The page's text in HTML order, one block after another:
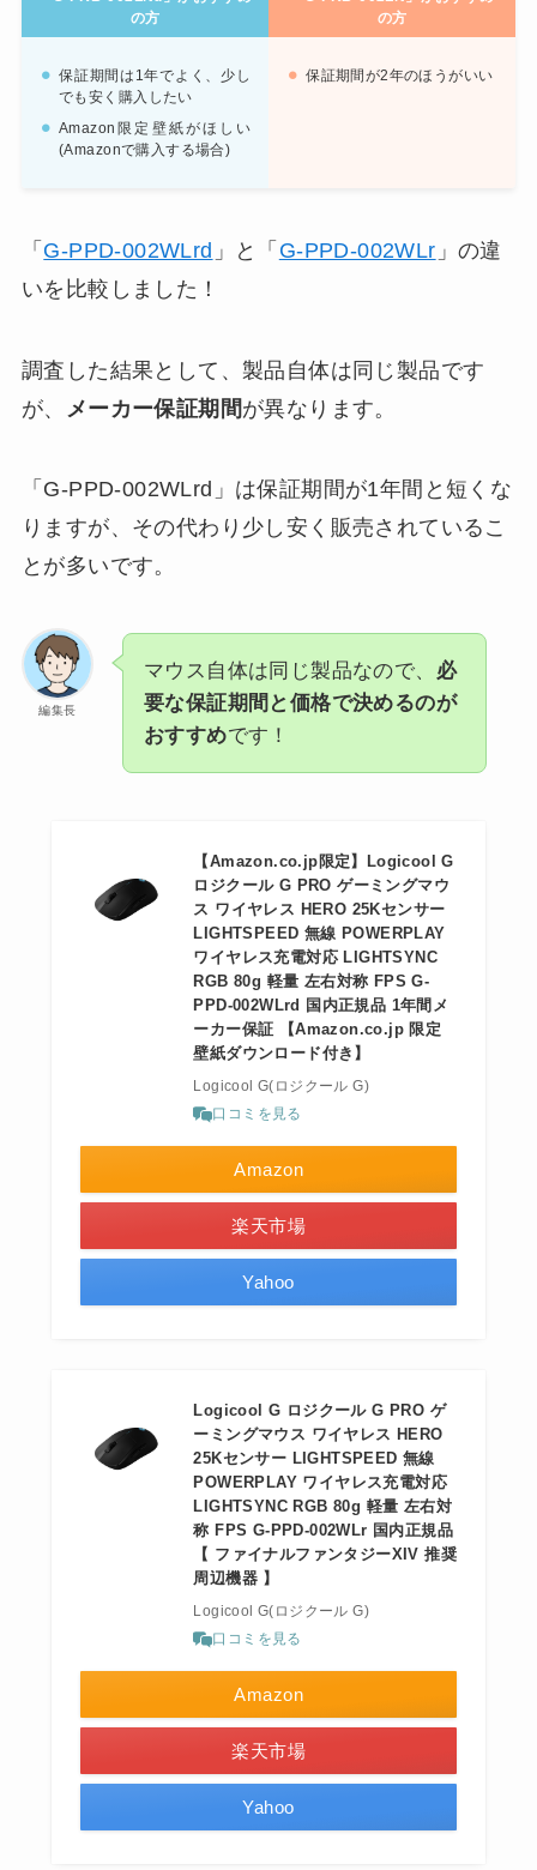
の方
の方
保証期間は1年でよく、少し
でも安く購入したい
Amazon限定壁紙がほしい
(Amazonで購入する場合)
保証期間が2年のほうがいい
「 G-PPD-002WLrd 」と「 G-PPD-002WLr 」の違
いを比較しました！
調査した結果として、製品自体は同じ製品です
が、
メーカー保証期間が異なります。
「G-PPD-002WLrd」は保証期間が1年間と短くな
りますが、その代わり少し安く販売されているこ
とが多いです。
編集長
マウス自体は同じ製品なので、 必
要な保証期間と価格で決めるのが
おすすめです！
【Amazon.co.jp限定】Logicool G
ロジクール G PRO ゲーミングマウ
ス ワイヤレス HERO 25Kセンサー
LIGHTSPEED 無線 POWERPLAY
ワイヤレス充電対応 LIGHTSYNC
RGB 80g 軽量 左右対称 FPS G-
PPD-002WLrd 国内正規品 1年間メ
ーカー保証 【Amazon.co.jp 限定
壁紙ダウンロード付き】
Logicool G(ロジクール G)
口コミを見る
Amazon
楽天市場
Yahoo
Logicool G ロジクール G PRO ゲ
ーミングマウス ワイヤレス HERO
25Kセンサー LIGHTSPEED 無線
POWERPLAY ワイヤレス充電対応
LIGHTSYNC RGB 80g 軽量 左右対
称 FPS G-PPD-002WLr 国内正規品
【 ファイナルファンタジーXIV 推奨
周辺機器 】
Logicool G(ロジクール G)
口コミを見る
Amazon
楽天市場
Yahoo